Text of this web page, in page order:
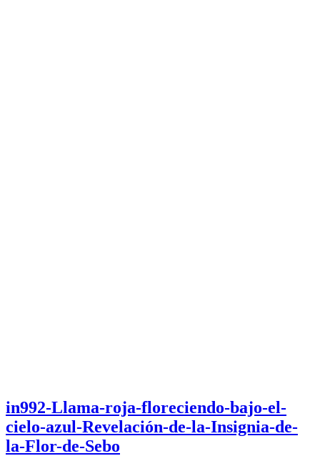
in992-Llama-roja-floreciendo-bajo-el-
cielo-azul-Revelación-de-la-Insignia-de-
la-Flor-de-Sebo